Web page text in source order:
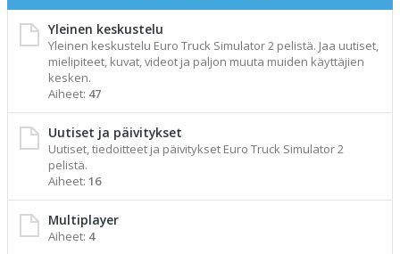
Yleinen keskustelu
Yleinen keskustelu Euro Truck Simulator 2 pelistä. Jaa uutiset,
mielipiteet, kuvat, videot ja paljon muuta muiden käyttäjien
kesken.
Aiheet: 47
Uutiset ja päivitykset
Uutiset, tiedoitteet ja päivitykset Euro Truck Simulator 2
pelistä.
Aiheet: 16
Multiplayer
Aiheet: 4